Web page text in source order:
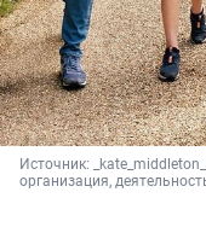
Источник:
организация,